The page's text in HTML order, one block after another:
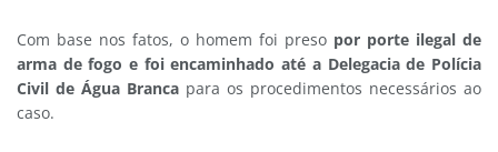
Com base nos fatos, o homem foi preso por porte ilegal de
arma de fogo e foi encaminhado até a Delegacia de Polícia
Civil de Água Branca para os procedimentos necessários ao
caso.